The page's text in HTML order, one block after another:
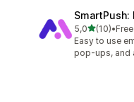
SmartPush:
5,0na 5
(10)
Łączna liczba
•
Easy to use
pop-ups, and